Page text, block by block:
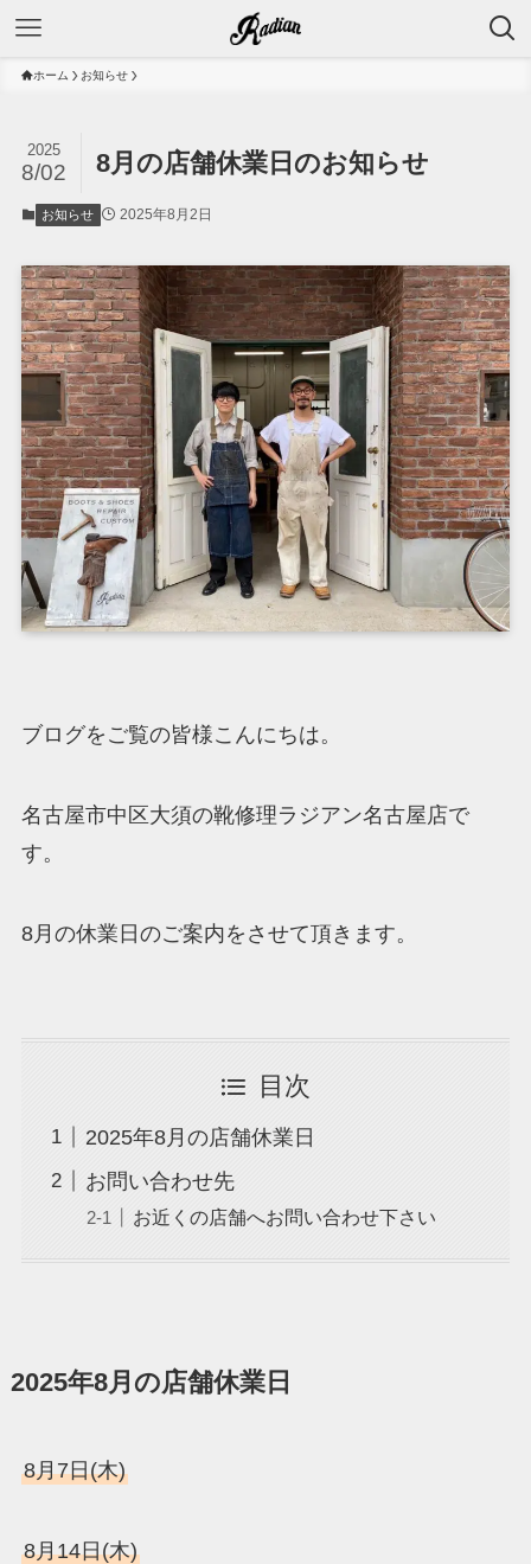
ホーム お知らせ
8月の店舗休業日のお知らせ
2025
8/02
お知らせ 2025年8月2日
ブログをご覧の皆様こんにちは。
名古屋市中区大須の靴修理ラジアン名古屋店で
す。
8月の休業日のご案内をさせて頂きます。
目次
2025年8月の店舗休業日
お問い合わせ先
お近くの店舗へお問い合わせ下さい
2025年8月の店舗休業日
8月7日(木)
8月14日(木)